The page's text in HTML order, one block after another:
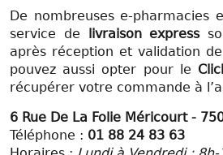
De nombreuses e-pharmacies
service de livraison express
après réception et validation de
pouvez aussi opter pour le
récupérer votre commande à
6 Rue De La Folie Méricourt -
Téléphone : 01 88 24 83 63